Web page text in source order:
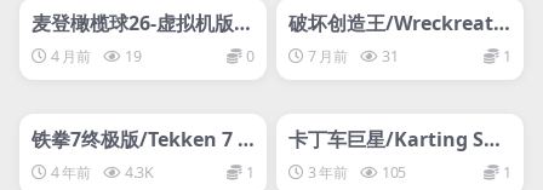
网盘下载游戏
麦登橄榄球26-虚拟机版-
更新修复补丁/Madden
NFL 26 HYPERVISOR CR
4 月前 19 0
网盘下载游戏
破坏创造王/Wreckreatio
n 7 月前 31 1
网盘下载游戏
铁拳7终极版/Tekken 7 U
ltimate Edition
4 年前 4.3K 1
网盘下载游戏
卡丁车巨星/Karting Sup
erstars
3 年前 105 1